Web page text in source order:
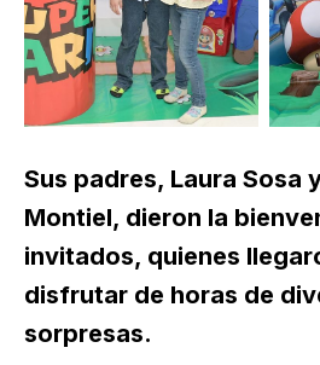
Sus padres, Laura Sosa
Montiel, dieron la
invitados, quienes
disfrutar de horas de
sorpresas.